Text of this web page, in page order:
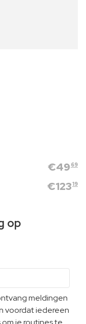
€49 69
€12319
op
meldingen
voordat iedereen